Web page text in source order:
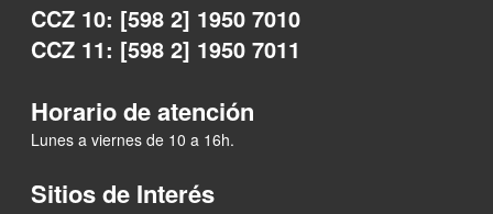
CCZ 10: [598 2] 1950 7010
CCZ 11: [598 2] 1950 7011
Horario de atención
Lunes a viernes de 10 a 16h.
Sitios de Interés